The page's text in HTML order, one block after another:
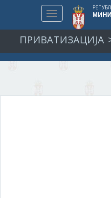
Toggle
navigation
ПРИВАТИЗАЦИЈА